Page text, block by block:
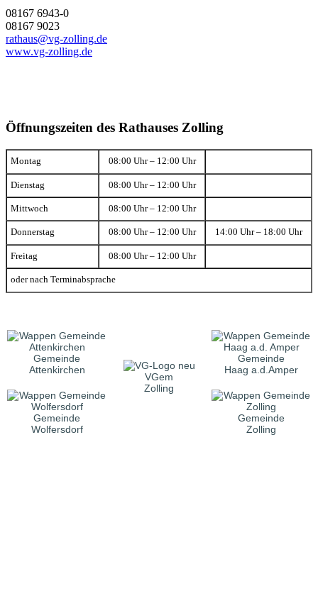
08167 6943-0
08167 9023
rathaus@vg-zolling.de
www.vg-zolling.de
Öffnungszeiten des Rathauses Zolling
Montag 08:00 Uhr – 12:00 Uhr
Dienstag 08:00 Uhr – 12:00 Uhr
Mittwoch 08:00 Uhr – 12:00 Uhr
Donnerstag 08:00 Uhr – 12:00 Uhr 14:00 Uhr – 18:00 Uhr
Freitag 08:00 Uhr – 12:00 Uhr
oder nach Terminabsprache
Gemeinde
Attenkirchen
VGem
Zolling
Gemeinde
Haag a.d.Amper
Gemeinde
Wolfersdorf
Gemeinde
Zolling